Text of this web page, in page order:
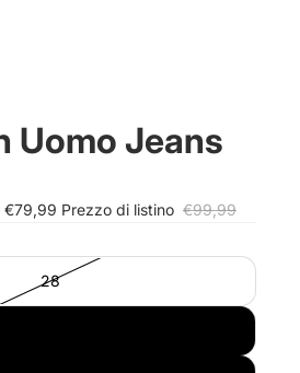
Uomo Jeans
€79,99 Prezzo di listino €99,99
28